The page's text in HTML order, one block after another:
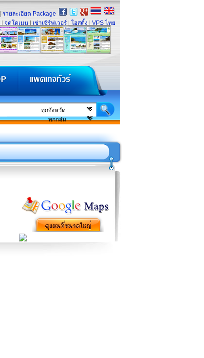
รายละเอียด Package
จดโดเมน เช่าเซิร์ฟเวอร์ โฮสติ้ง VPS ไทย